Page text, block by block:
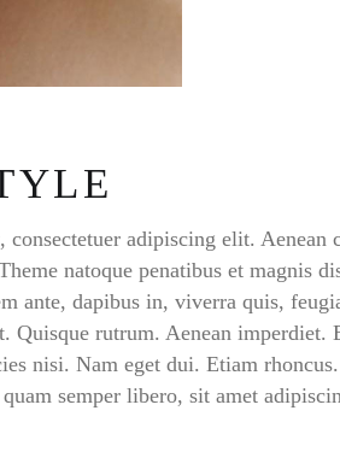
adipiscing elit. Aenean
natoque penatibus et magnis
ante, dapibus in, viverra quis,
Quisque rutrum. Aenean imperdiet.
nisi. Nam eget dui. Etiam
semper libero, sit amet